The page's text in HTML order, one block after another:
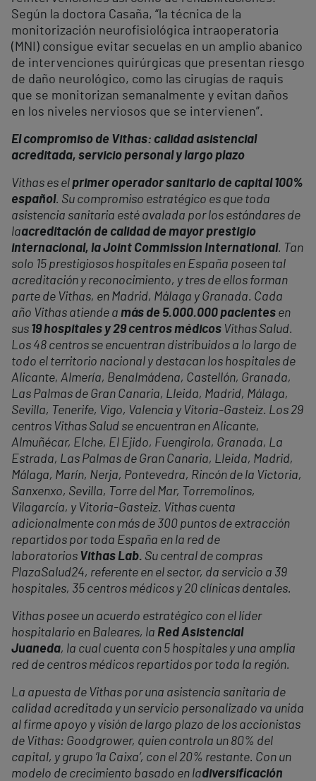
Según la doctora Casaña, “la técnica de la
monitorización neurofisiológica intraoperatoria
(MNI) consigue evitar secuelas en un amplio abanico
de intervenciones quirúrgicas que presentan riesgo
de daño neurológico, como las cirugías de raquis
que se monitorizan semanalmente y evitan daños
en los niveles nerviosos que se intervienen”.
El compromiso de Vithas: calidad asistencial
acreditada, servicio personal y largo plazo
Vithas es elprimer operador sanitario de capital 100%
español. Su compromiso estratégico es que toda
asistencia sanitaria esté avalada por los estándares de
laacreditación de calidad de mayor prestigio
internacional, la Joint Commission International. Tan
solo 15 prestigiosos hospitales en España poseen tal
acreditación y reconocimiento, y tres de ellos forman
parte de Vithas, en Madrid, Málaga y Granada. Cada
año Vithas atiende a más de 5.000.000 pacientes en
sus 19 hospitales y 29 centros médicos Vithas Salud.
Los 48 centros se encuentran distribuidos a lo largo de
todo el territorio nacional y destacan los hospitales de
Alicante, Almería, Benalmádena, Castellón, Granada,
Las Palmas de Gran Canaria, Lleida, Madrid, Málaga,
Sevilla, Tenerife, Vigo, Valencia y Vitoria-Gasteiz. Los 29
centros Vithas Salud se encuentran en Alicante,
Almuñécar, Elche, El Ejido, Fuengirola, Granada, La
Estrada, Las Palmas de Gran Canaria, Lleida, Madrid,
Málaga, Marín, Nerja, Pontevedra, Rincón de la Victoria,
Sanxenxo, Sevilla, Torre del Mar, Torremolinos,
Vilagarcía, y Vitoria-Gasteiz. Vithas cuenta
adicionalmente con más de 300 puntos de extracción
repartidos por toda España en la red de
laboratorios Vithas Lab. Su central de compras
PlazaSalud24, referente en el sector, da servicio a 39
hospitales, 35 centros médicos y 20 clínicas dentales.
Vithas posee un acuerdo estratégico con el líder
hospitalario en Baleares, la Red Asistencial
Juaneda, la cual cuenta con 5 hospitales y una amplia
red de centros médicos repartidos por toda la región.
La apuesta de Vithas por una asistencia sanitaria de
calidad acreditada y un servicio personalizado va unida
al firme apoyo y visión de largo plazo de los accionistas
de Vithas: Goodgrower, quien controla un 80% del
capital, y grupo ‘la Caixa’, con el 20% restante. Con un
modelo de crecimiento basado en ladiversificación